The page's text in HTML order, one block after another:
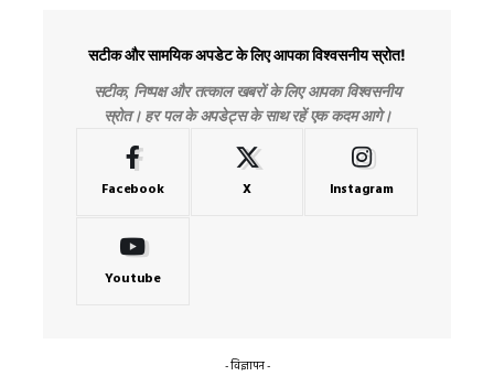
सटीक और सामयिक अपडेट के लिए आपका विश्वसनीय स्रोत!
सटीक, निष्पक्ष और तत्काल खबरों के लिए आपका विश्वसनीय
स्रोत। हर पल के अपडेट्स के साथ रहें एक कदम आगे।
Facebook X Instagram
Youtube
- विज्ञापन -